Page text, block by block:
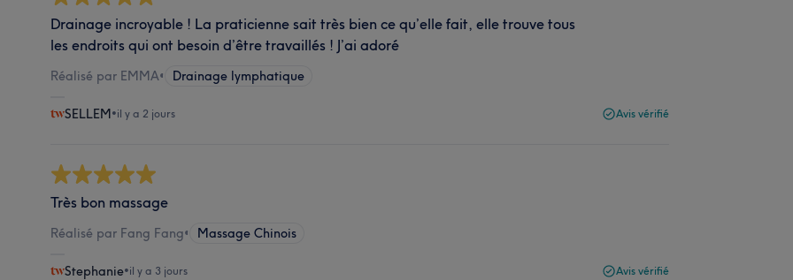
Drainage incroyable ! La praticienne sait très bien ce qu’elle fait, elle trouve tous
les endroits qui ont besoin d’être travaillés ! J’ai adoré
Réalisé par EMMA• Drainage lymphatique
SELLEM•il y a 2 jours Avis vérifié
Très bon massage
Réalisé par Fang Fang• Massage Chinois
Stephanie•il y a 3 jours Avis vérifié